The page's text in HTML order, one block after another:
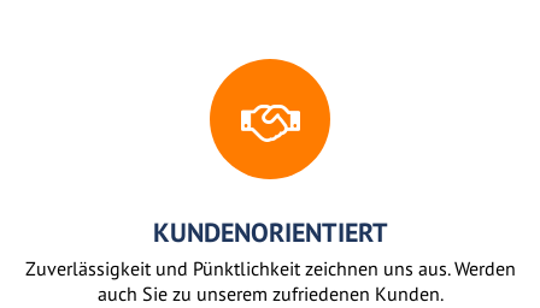
KUNDENORIENTIERT
Zuverlässigkeit und Pünktlichkeit zeichnen uns aus. Werden
auch Sie zu unserem zufriedenen Kunden.